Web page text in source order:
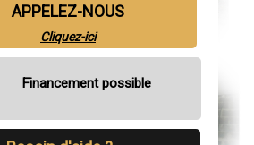
APPELEZ-NOUS
Cliquez-ici
Financement possible